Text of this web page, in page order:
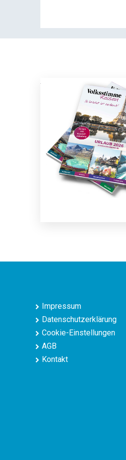
Impressum
Datenschutzerklärung
Cookie-Einstellungen
AGB
Kontakt